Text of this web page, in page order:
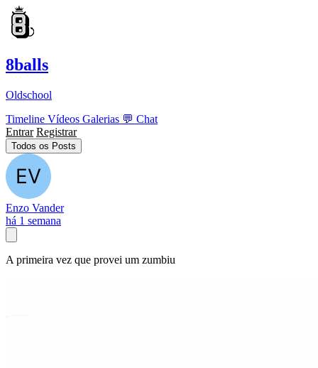
8balls
Oldschool
Timeline Vídeos Galerias 💬 Chat
Entrar Registrar
Todos os Posts
Enzo Vander
há 1 semana
A primeira vez que provei um zumbiu